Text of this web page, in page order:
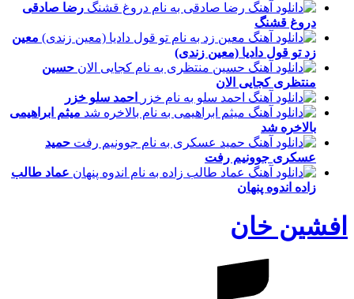
رضا صادقی
دروغ قشنگ
معین
زدتو قول دادیا (معین زندی)
حسین
منتظریکجایی الان
احمد سلو خزر
میثم ابراهیمی
بالاخره شد
حمید
عسکری جوونیم رفت
عماد طالب
زاده اندوه پنهان
افشین خان